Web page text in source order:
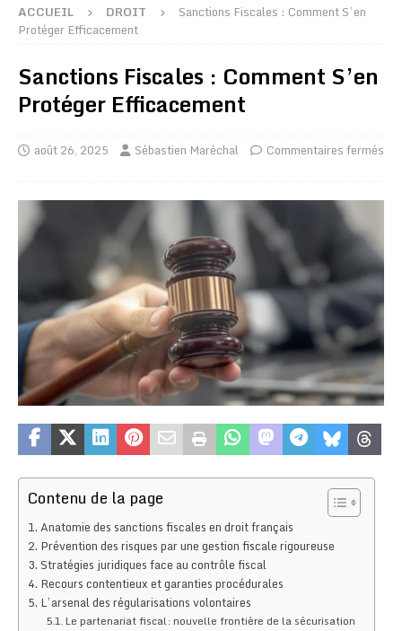
ACCUEIL DROIT
Sanctions Fiscales : Comment S’en
Protéger Efficacement
Sanctions Fiscales : Comment S’en
Protéger Efficacement
août 26, 2025 Sébastien Maréchal Commentaires fermés
Contenu de la page
Anatomie des sanctions fiscales en droit français
Prévention des risques par une gestion fiscale rigoureuse
Stratégies juridiques face au contrôle fiscal
Recours contentieux et garanties procédurales
L’arsenal des régularisations volontaires
Le partenariat fiscal: nouvelle frontière de la sécurisation